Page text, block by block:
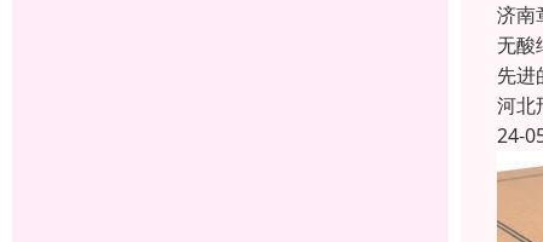
济南
无酸
先进
河北
24-